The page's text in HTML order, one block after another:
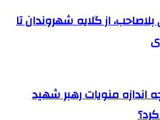
از گلایه شهروندان تا
اندازه منویات رهبر شهید